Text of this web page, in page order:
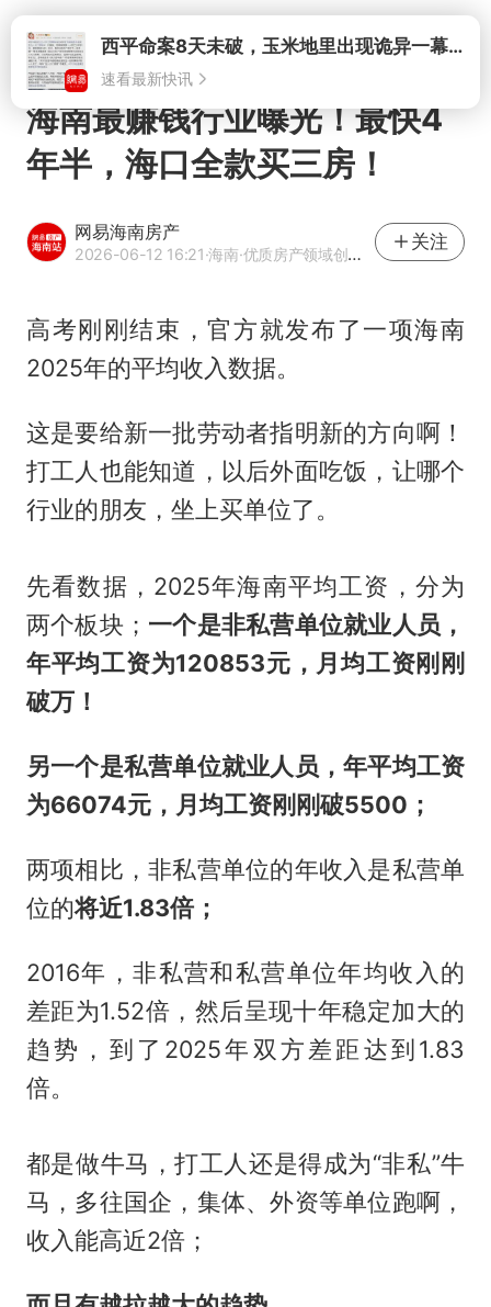
打开
海南最赚钱行业曝光！最快4
年半，海口全款买三房！
网易海南房产
2026-06-12 16:21·海南·优质房产领域创作者
关注
高考刚刚结束，官方就发布了一项海南
2025年的平均收入数据。
这是要给新一批劳动者指明新的方向啊！
打工人也能知道，以后外面吃饭，让哪个
行业的朋友，坐上买单位了。
先看数据，2025年海南平均工资，分为
两个板块； 一个是非私营单位就业人员，
年平均工资为120853元，月均工资刚刚
破万！
另一个是私营单位就业人员，年平均工资
为66074元，月均工资刚刚破5500；
两项相比，非私营单位的年收入是私营单
位的将近1.83倍；
2016年，非私营和私营单位年均收入的
差距为1.52倍，然后呈现十年稳定加大的
趋势，到了2025年双方差距达到1.83
倍。
都是做牛马，打工人还是得成为“非私”牛
马，多往国企，集体、外资等单位跑啊，
收入能高近2倍；